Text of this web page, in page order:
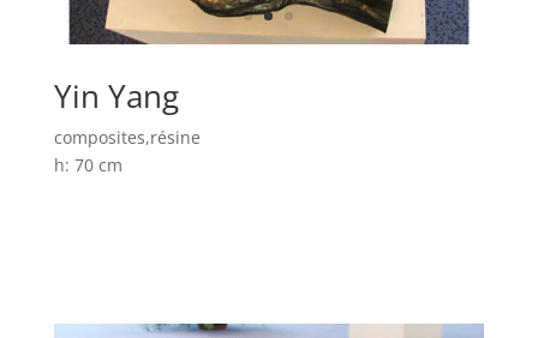
Yin Yang
composites,résine
h: 70 cm